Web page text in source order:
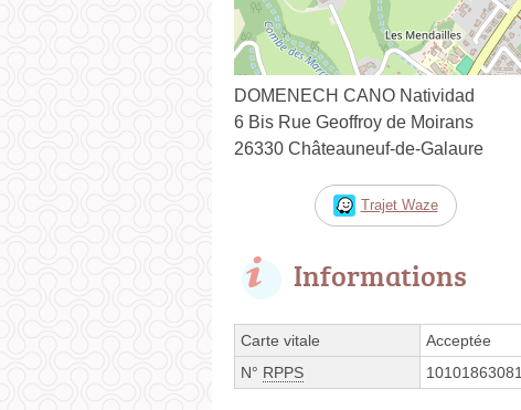
DOMENECH CANO Natividad
6 Bis Rue Geoffroy de Moirans
26330 Châteauneuf-de-Galaure
Trajet Waze
Informations
Carte vitale
Acceptée
N° RPPS 10101863081